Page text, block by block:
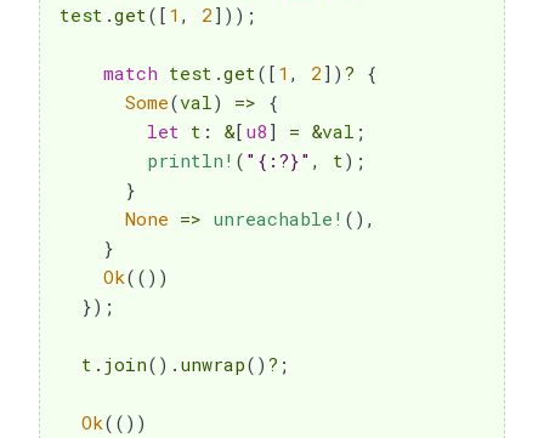
test .get( [ 1 , 2 ] ) ) ;
match test .get( [ 1 , 2 ] ) ? {
Some(val) => {
let t : &[ u8 ] = &val ;
println! ( "{:?}" , t) ;
}
None => unreachable! ( ) ,
}
Ok( ( ) )
}) ;
  t
. join( ) . unwrap( ) ? ;
Ok( ( ) )